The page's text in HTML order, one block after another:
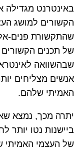
באינטרנט מגדילה
הקשורים למושג
שהתקשורת פנים-
של תכנים
שבהשוואה
אנשים מצליחים
האמיתי שלהם.
יתרה מכך, נמצא
ביישנות נטו
של העצמי